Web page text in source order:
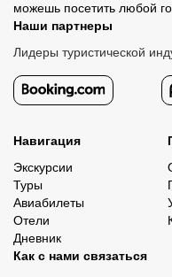
можешь посетить любой
Наши партнеры
Лидеры туристической
Навигация
Экскурсии
Туры
Авиабилеты
Отели
Дневник
Как с нами связаться